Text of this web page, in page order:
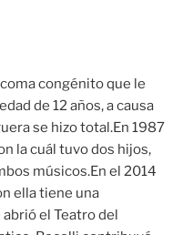
congénito que le
de 12 años, a causa
se hizo total.En 1987
la cuál tuvo dos hijos,
músicos.En el 2014
ella tiene una
el Teatro del